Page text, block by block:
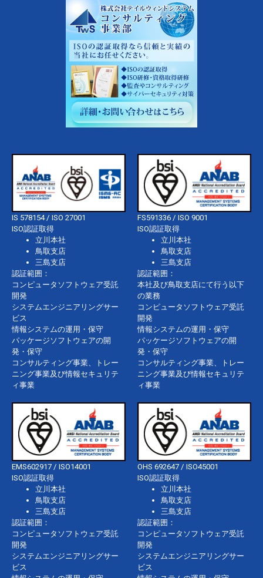
IS 578154 / ISO 27001
ISO認証取得
立川本社
鳥取支店
三島支店
認証範囲：
コンピュータソフトウェア受託
開発
システムエンジニアリングサー
ビス
情報システムの運用・保守
パッケージソフトウェアの開
発・保守
コンサルティング事業、トレー
ニング事業及び情報セキュリテ
ィ事業
FS591336 / ISO 9001
ISO認証取得
立川本社
鳥取支店
三島支店
認証範囲：
本社及び鳥取支店にて行う以下
の業務
コンピュータソフトウェア受託
開発
情報システムの運用・保守
パッケージソフトウェアの開
発・保守
コンサルティング事業、トレー
ニング事業及び情報セキュリテ
ィ事業
EMS602917 / ISO14001
ISO認証取得
立川本社
鳥取支店
三島支店
認証範囲：
コンピュータソフトウェア受託
開発
システムエンジニアリングサー
ビス
OHS 692647 / ISO45001
ISO認証取得
立川本社
鳥取支店
三島支店
認証範囲：
コンピュータソフトウェア受託
開発
システムエンジニアリングサー
ビス